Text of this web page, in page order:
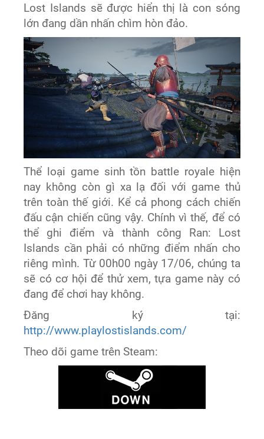
Lost Islands sẽ được hiển thị là con sóng
lớn đang dần nhấn chìm hòn đảo.
Thể loại game sinh tồn battle royale hiện
nay không còn gì xa lạ đối với game thủ
trên toàn thế giới. Kể cả phong cách chiến
đấu cận chiến cũng vậy. Chính vì thế, để có
thể ghi điểm và thành công Ran: Lost
Islands cần phải có những điểm nhấn cho
riêng mình. Từ 00h00 ngày 17/06, chúng ta
sẽ có cơ hội để thử xem, tựa game này có
đang để chơi hay không.
Đăng ký tại:
http://www.playlostislands.com/
Theo dõi game trên Steam: